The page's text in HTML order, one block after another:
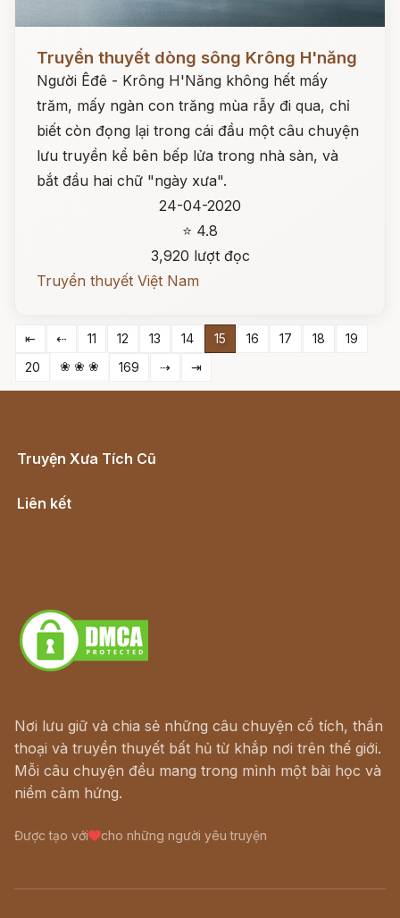
Đọc ngay
Truyền thuyết dòng sông Krông H'năng
Người Êđê - Krông H'Năng không hết mấy
trăm, mấy ngàn con trăng mùa rẫy đi qua, chỉ
biết còn đọng lại trong cái đầu một câu chuyện
lưu truyền kể bên bếp lửa trong nhà sàn, và
bắt đầu hai chữ "ngày xưa".
24-04-2020
⭐ 4.8
3,920 lượt đọc
Truyền thuyết Việt Nam
⇤ ⇠ 11 12 13 14 15 16 17 18
19
20
❀ ❀ ❀ 169 ⇢ ⇥
Truyện Xưa Tích Cũ
Liên kết
Nơi lưu giữ và chia sẻ những câu chuyện cổ tích, thần
thoại và truyền thuyết bất hủ từ khắp nơi trên thế giới.
Mỗi câu chuyện đều mang trong mình một bài học và
niềm cảm hứng.
Được tạo với cho những người yêu truyện